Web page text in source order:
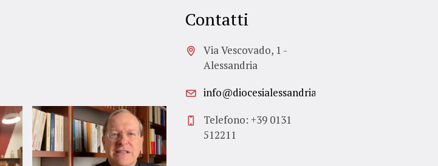
Contatti
Via Vescovado, 1 -
Alessandria
info@diocesialessandria.it
Telefono: +39 0131
512211